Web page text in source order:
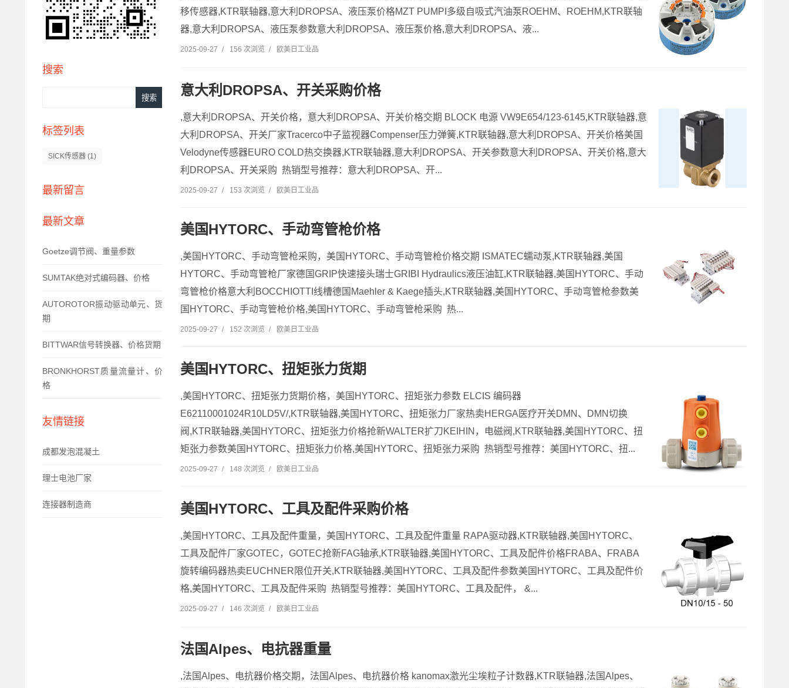
搜索
标签列表
SICK传感器 (1)
最新留言
最新文章
Goetze调节阀、重量参数
SUMTAK绝对式编码器、价格
AUTOROTOR振动驱动单元、货
期
BITTWAR信号转换器、价格货期
BRONKHORST质量流量计、价
格
友情链接
成都发泡混凝土
理士电池厂家
连接器制造商
移传感器,KTR联轴器,意大利DROPSA、液压泵价格MZT PUMPI多级自吸式汽油泵ROEHM、ROEHM,KTR联轴
器,意大利DROPSA、液压泵参数意大利DROPSA、液压泵价格,意大利DROPSA、液...
2025-09-27 / 156 次浏览 / 欧美日工业品
意大利DROPSA、开关采购价格
,意大利DROPSA、开关价格，意大利DROPSA、开关价格交期 BLOCK 电源 VW9E654/123-6145,KTR联轴器,意
大利DROPSA、开关厂家Tracerco中子监视器Compenser压力弹簧,KTR联轴器,意大利DROPSA、开关价格美国
Velodyne传感器EURO COLD热交换器,KTR联轴器,意大利DROPSA、开关参数意大利DROPSA、开关价格,意大
利DROPSA、开关采购 热销型号推荐：意大利DROPSA、开...
2025-09-27 / 153 次浏览 / 欧美日工业品
美国HYTORC、手动弯管枪价格
,美国HYTORC、手动弯管枪采购，美国HYTORC、手动弯管枪价格交期 ISMATEC蠕动泵,KTR联轴器,美国
HYTORC、手动弯管枪厂家德国GRIP快速接头瑞士GRIBI Hydraulics液压油缸,KTR联轴器,美国HYTORC、手动
弯管枪价格意大利BOCCHIOTTI线槽德国Maehler & Kaege插头,KTR联轴器,美国HYTORC、手动弯管枪参数美
国HYTORC、手动弯管枪价格,美国HYTORC、手动弯管枪采购 热...
2025-09-27 / 152 次浏览 / 欧美日工业品
美国HYTORC、扭矩张力货期
,美国HYTORC、扭矩张力货期价格，美国HYTORC、扭矩张力参数 ELCIS 编码器
E62110001024R10LD5V/,KTR联轴器,美国HYTORC、扭矩张力厂家热卖HERGA医疗开关DMN、DMN切换
阀,KTR联轴器,美国HYTORC、扭矩张力价格抢新WALTER扩刀KEIHIN，电磁阀,KTR联轴器,美国HYTORC、扭
矩张力参数美国HYTORC、扭矩张力价格,美国HYTORC、扭矩张力采购 热销型号推荐：美国HYTORC、扭...
2025-09-27 / 148 次浏览 / 欧美日工业品
美国HYTORC、工具及配件采购价格
,美国HYTORC、工具及配件重量，美国HYTORC、工具及配件重量 RAPA驱动器,KTR联轴器,美国HYTORC、
工具及配件厂家GOTEC，GOTEC抢新FAG轴承,KTR联轴器,美国HYTORC、工具及配件价格FRABA、FRABA
旋转编码器热卖EUCHNER限位开关,KTR联轴器,美国HYTORC、工具及配件参数美国HYTORC、工具及配件价
格,美国HYTORC、工具及配件采购 热销型号推荐：美国HYTORC、工具及配件， &...
2025-09-27 / 146 次浏览 / 欧美日工业品
法国Alpes、电抗器重量
,法国Alpes、电抗器价格交期，法国Alpes、电抗器价格 kanomax激光尘埃粒子计数器,KTR联轴器,法国Alpes、